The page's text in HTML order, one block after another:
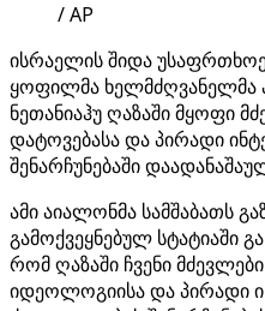
/ AP
ისრაელის შიდა
ყოფილმა ხელმძღვანელმა
ნეთანიაჰუ ღაზაში მყოფი
დატოვებასა და პირადი
შენარჩუნებაში
ამი აიალონმა სამშაბათს
გამოქვეყნებულ სტატიაში
რომ ღაზაში ჩვენი
იდეოლოგიისა და პირადი